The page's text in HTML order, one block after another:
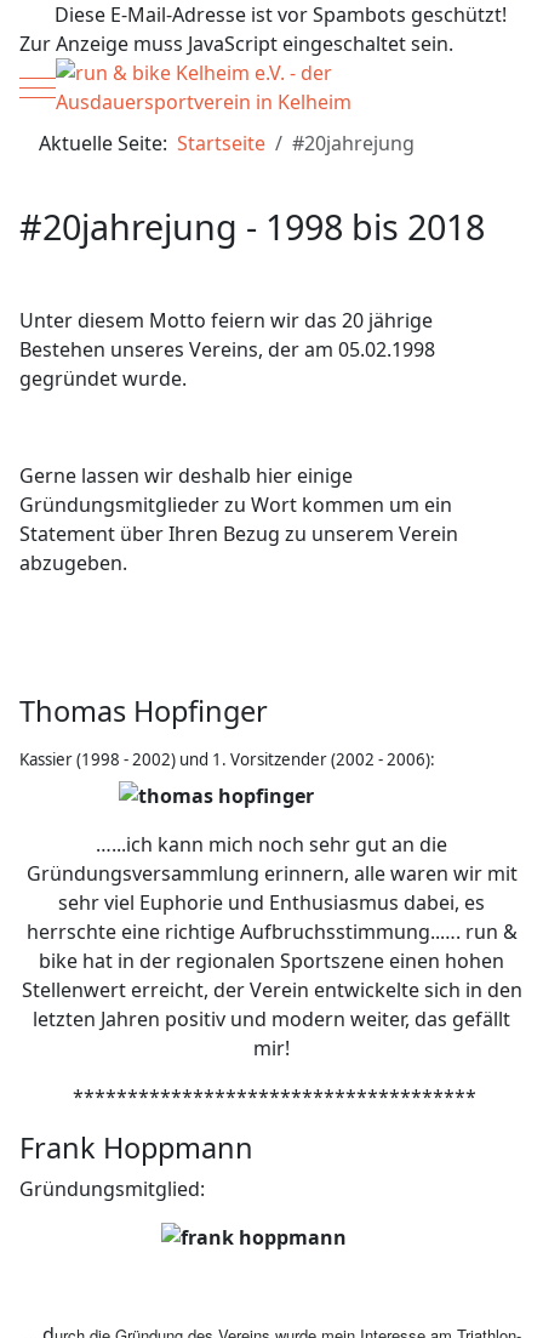
Diese E-Mail-Adresse ist vor Spambots geschützt!
Zur Anzeige muss JavaScript eingeschaltet sein.
Mobile Menu Toggle
Aktuelle Seite:Startseite #20jahrejung
#20jahrejung - 1998 bis 2018
Unter diesem Motto feiern wir das 20 jährige
Bestehen unseres Vereins, der am 05.02.1998
gegründet wurde.
Gerne lassen wir deshalb hier einige
Gründungsmitglieder zu Wort kommen um ein
Statement über Ihren Bezug zu unserem Verein
abzugeben.
Thomas Hopfinger
Kassier (1998 - 2002) und 1. Vorsitzender (2002 - 2006):
…...ich kann mich noch sehr gut an die
Gründungsversammlung erinnern, alle waren wir mit
sehr viel Euphorie und Enthusiasmus dabei, es
herrschte eine richtige Aufbruchsstimmung..…. run &
bike hat in der regionalen Sportszene einen hohen
Stellenwert erreicht, der Verein entwickelte sich in den
letzten Jahren positiv und modern weiter, das gefällt
mir!
*************************************
Frank Hoppmann
Gründungsmitglied: